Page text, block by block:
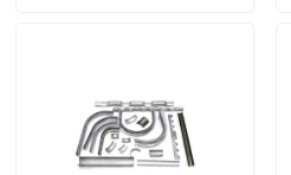
탄소강판